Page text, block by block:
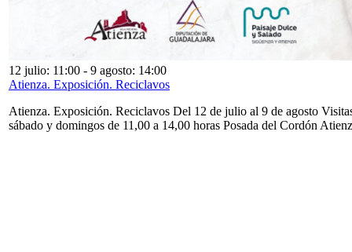
12 julio: 11:00 - 9 agosto: 14:00
Atienza. Exposición. Reciclavos
Atienza. Exposición. Reciclavos Del 12 de julio al 9 de agosto
sábado y domingos de 11,00 a 14,00 horas Posada del Cordón